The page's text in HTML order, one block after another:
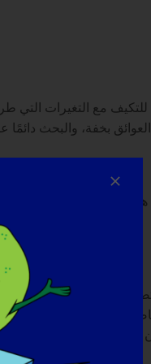
للتكيف مع التغيرات
تحديًا كبيرًا لأن الصعوبة
اللمفاوي العضلي
التعامل مع الآخرين.